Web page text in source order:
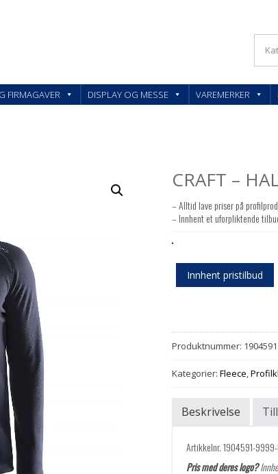
FIRMAGAVER DISPLAY OG MESSE VAREMERKER
CRAFT –
– Alltid lave priser på
– Innhent et uforpliktende
Innhent pristilbud
Produktnummer: 1904591
Kategorier:Fleece,
Beskrivelse
Artikkelnr. 1904591-
Pris med deres logo?